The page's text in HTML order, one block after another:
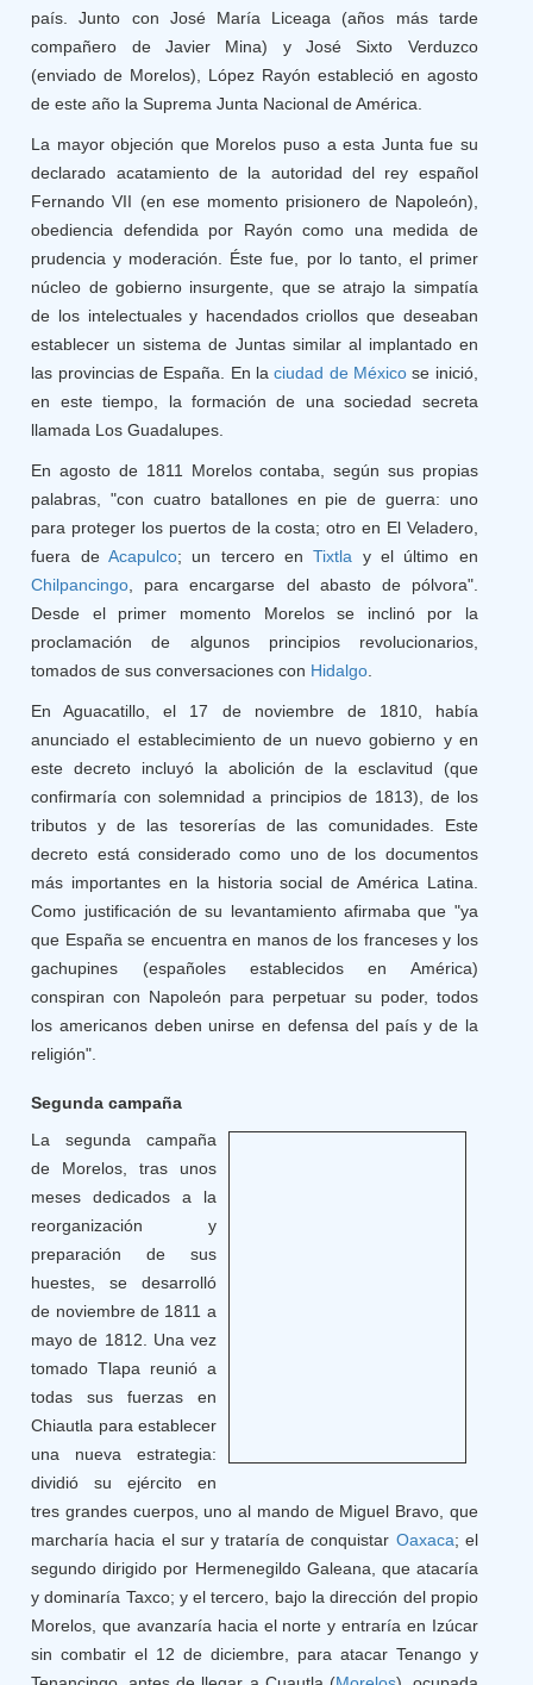
país. Junto con José María Liceaga (años más tarde
compañero de Javier Mina) y José Sixto Verduzco
(enviado de Morelos), López Rayón estableció en agosto
de este año la Suprema Junta Nacional de América.
La mayor objeción que Morelos puso a esta Junta fue su
declarado acatamiento de la autoridad del rey español
Fernando VII (en ese momento prisionero de Napoleón),
obediencia defendida por Rayón como una medida de
prudencia y moderación. Éste fue, por lo tanto, el primer
núcleo de gobierno insurgente, que se atrajo la simpatía
de los intelectuales y hacendados criollos que deseaban
establecer un sistema de Juntas similar al implantado en
las provincias de España. En laciudad de México se inició,
en este tiempo, la formación de una sociedad secreta
llamada Los Guadalupes.
En agosto de 1811 Morelos contaba, según sus propias
palabras, "con cuatro batallones en pie de guerra: uno
para proteger los puertos de la costa; otro en El Veladero,
fuera de Acapulco; un tercero enTixtla y el último en
Chilpancingo , para encargarse del abasto de pólvora".
Desde el primer momento Morelos se inclinó por la
proclamación de algunos principios revolucionarios,
tomados de sus conversaciones con Hidalgo
En Aguacatillo, el 17 de noviembre de 1810, había
anunciado el establecimiento de un nuevo gobierno y en
este decreto incluyó la abolición de la esclavitud (que
confirmaría con solemnidad a principios de 1813), de los
tributos y de las tesorerías de las comunidades. Este
decreto está considerado como uno de los documentos
más importantes en la historia social de América Latina.
Como justificación de su levantamiento afirmaba que "ya
que España se encuentra en manos de los franceses y los
gachupines (españoles establecidos en América)
conspiran con Napoleón para perpetuar su poder, todos
los americanos deben unirse en defensa del país y de la
religión".
Segunda campaña
La segunda campaña
de Morelos, tras unos
meses dedicados a la
reorganización y
preparación de sus
huestes, se desarrolló
de noviembre de 1811 a
mayo de 1812. Una vez
tomado Tlapa reunió a
todas sus fuerzas en
Chiautla para establecer
una nueva estrategia:
dividió su ejército en
tres grandes cuerpos, uno al mando de Miguel Bravo, que
marcharía hacia el sur y trataría de conquistar Oaxaca; el
segundo dirigido por Hermenegildo Galeana, que atacaría
y dominaría Taxco; y el tercero, bajo la dirección del propio
Morelos, que avanzaría hacia el norte y entraría en Izúcar
sin combatir el 12 de diciembre, para atacar Tenango y